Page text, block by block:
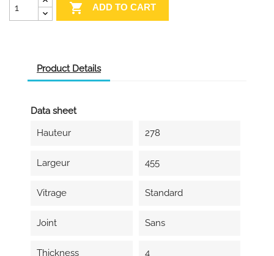
 ADD TO CART
Product Details
Data sheet
Hauteur
278
Largeur 455
Vitrage Standard
Joint Sans
Thickness 4